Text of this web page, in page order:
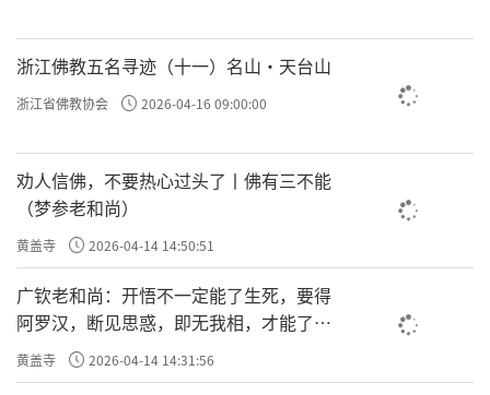
浙江佛教五名寻迹（十一）名山·天台山
浙江省佛教协会 2026-04-16 09:00:00
劝人信佛，不要热心过头了丨佛有三不能
（梦参老和尚）
黄盖寺 2026-04-14 14:50:51
广钦老和尚：开悟不一定能了生死，要得
阿罗汉，断见思惑，即无我相，才能了生
死
黄盖寺 2026-04-14 14:31:56